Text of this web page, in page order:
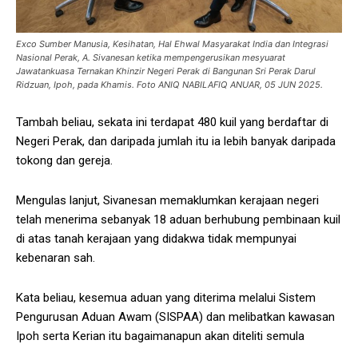
Exco Sumber Manusia, Kesihatan, Hal Ehwal Masyarakat India dan Integrasi
Nasional Perak, A. Sivanesan ketika mempengerusikan mesyuarat
Jawatankuasa Ternakan Khinzir Negeri Perak di Bangunan Sri Perak Darul
Ridzuan, Ipoh, pada Khamis. Foto ANIQ NABILAFIQ ANUAR, 05 JUN 2025.
Tambah beliau, sekata ini terdapat 480 kuil yang berdaftar di
Negeri Perak, dan daripada jumlah itu ia lebih banyak daripada
tokong dan gereja.
Mengulas lanjut, Sivanesan memaklumkan kerajaan negeri
telah menerima sebanyak 18 aduan berhubung pembinaan kuil
di atas tanah kerajaan yang didakwa tidak mempunyai
kebenaran sah.
Kata beliau, kesemua aduan yang diterima melalui Sistem
Pengurusan Aduan Awam (SISPAA) dan melibatkan kawasan
Ipoh serta Kerian itu bagaimanapun akan diteliti semula